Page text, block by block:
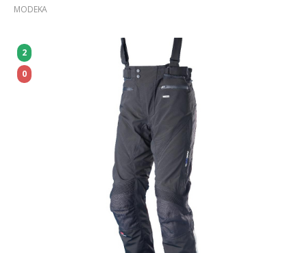
MODEKA
2
0